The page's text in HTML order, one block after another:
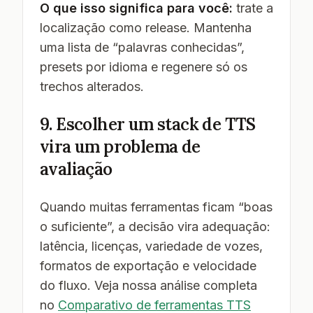
O que isso significa para você: trate a
localização como release. Mantenha
uma lista de “palavras conhecidas”,
presets por idioma e regenere só os
trechos alterados.
9. Escolher um stack de TTS
vira um problema de
avaliação
Quando muitas ferramentas ficam “boas
o suficiente”, a decisão vira adequação:
latência, licenças, variedade de vozes,
formatos de exportação e velocidade
do fluxo. Veja nossa análise completa
no Comparativo de ferramentas TTS